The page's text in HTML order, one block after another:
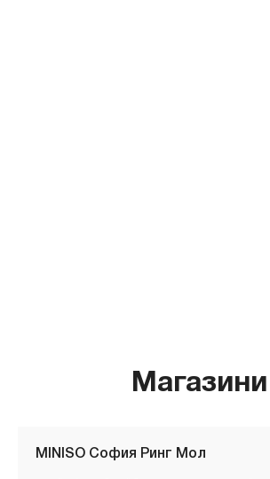
Магазини
MINISO София Ринг Мол